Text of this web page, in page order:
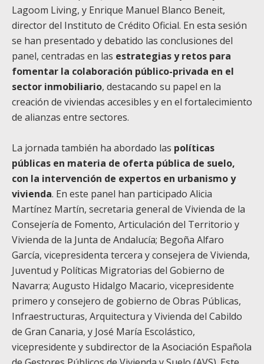
Lagoom Living, y Enrique Manuel Blanco Beneit,
director del Instituto de Crédito Oficial. En esta sesión
se han presentado y debatido las conclusiones del
panel, centradas en las estrategias y retos para
fomentar la colaboración público-privada en el
sector inmobiliario, destacando su papel en la
creación de viviendas accesibles y en el fortalecimiento
de alianzas entre sectores.
La jornada también ha abordado las políticas
públicas en materia de oferta pública de suelo,
con la intervención de expertos en urbanismo y
vivienda. En este panel han participado Alicia
Martínez Martín, secretaria general de Vivienda de la
Consejería de Fomento, Articulación del Territorio y
Vivienda de la Junta de Andalucía; Begoña Alfaro
García, vicepresidenta tercera y consejera de Vivienda,
Juventud y Políticas Migratorias del Gobierno de
Navarra; Augusto Hidalgo Macario, vicepresidente
primero y consejero de gobierno de Obras Públicas,
Infraestructuras, Arquitectura y Vivienda del Cabildo
de Gran Canaria, y José María Escolástico,
vicepresidente y subdirector de la Asociación Española